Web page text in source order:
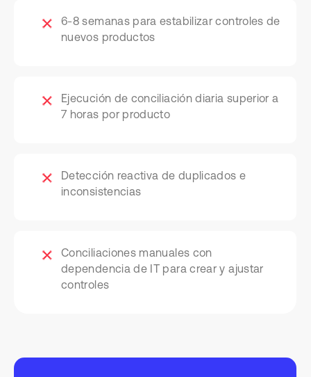
6-8 semanas para estabilizar controles de
nuevos productos
Ejecución de conciliación diaria superior a
7 horas por producto
Detección reactiva de duplicados e
inconsistencias
Conciliaciones manuales con
dependencia de IT para crear y ajustar
controles